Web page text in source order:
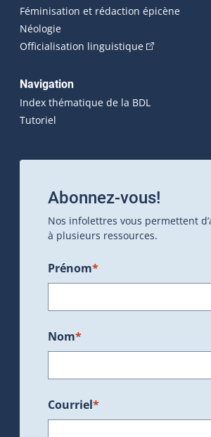
Féminisation et rédaction épicène
Néologie
Officialisation linguistique(Cet
Navigation
Index thématique de la BDL
Tutoriel
Abonnez-vous!
Nos infolettres vous permettent
à plusieurs ressources.
Prénom*
Nom*
Courriel*